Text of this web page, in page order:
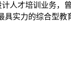
人才培训业务，
具实力的综合型